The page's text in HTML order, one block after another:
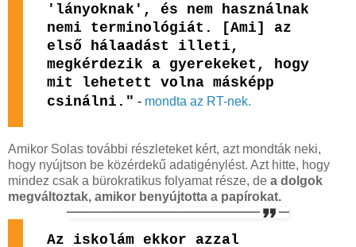
'lányoknak', és nem használnak
nemi terminológiát. [Ami] az
első hálaadást illeti,
megkérdezik a gyerekeket, hogy
mit lehetett volna másképp
csinálni." - mondta az RT-nek.
Amikor Solas további részleteket kért, azt mondták neki,
hogy nyújtson be közérdekű adatigénylést. Azt hitte, hogy
mindez csak a bürokratikus folyamat része, de a dolgok
megváltoztak, amikor benyújtotta a papírokat.
Az iskolám ekkor azzal